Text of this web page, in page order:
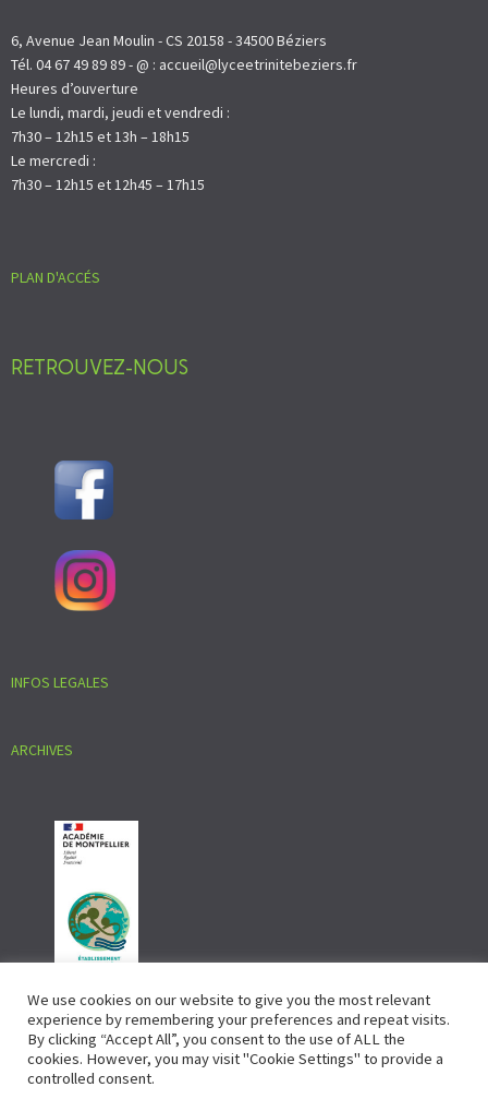
6, Avenue Jean Moulin - CS 20158 - 34500 Béziers
Tél. 04 67 49 89 89 - @ : accueil@lyceetrinitebeziers.fr
Heures d’ouverture
Le lundi, mardi, jeudi et vendredi :
7h30 – 12h15 et 13h – 18h15
Le mercredi :
7h30 – 12h15 et 12h45 – 17h15
PLAN D'ACCÉS
RETROUVEZ-NOUS
INFOS LEGALES
ARCHIVES
We use cookies on our website to give you the most relevant
experience by remembering your preferences and repeat visits.
By clicking “Accept All”, you consent to the use of ALL the
cookies. However, you may visit "Cookie Settings" to provide a
controlled consent.